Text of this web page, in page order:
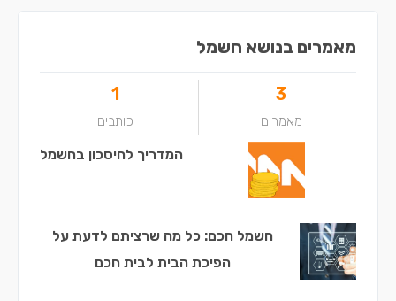
מאמרים בנושא חשמל
3
מאמרים
1
כותבים
המדריך לחיסכון בחשמל
חשמל חכם: כל מה שרציתם לדעת על
הפיכת הבית לבית חכם